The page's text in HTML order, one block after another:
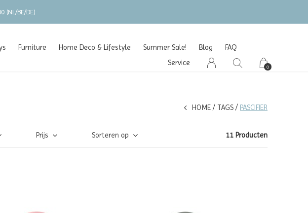
Furniture Home Deco & Lifestyle Summer Sale! Blog
FAQ
Service
0
BE/DE)
HOME TAGS PASCIFIER
Prijs Sorteren op 11 Producten